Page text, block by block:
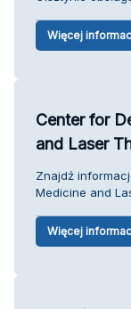
Więcej
Center for
and Laser
Znajdź
Medicine and
Więcej